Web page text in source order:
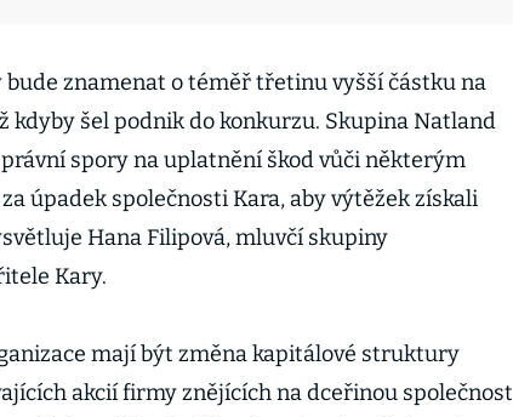
bude znamenat o téměř třetinu vyšší částku na
kdyby šel podnik do konkurzu. Skupina Natland
spory na uplatnění škod vůči některým
úpadek společnosti Kara, aby výtěžek získali
Hana Filipová, mluvčí skupiny
Kary.
mají být změna kapitálové struktury
akcií firmy znějících na dceřinou společnost